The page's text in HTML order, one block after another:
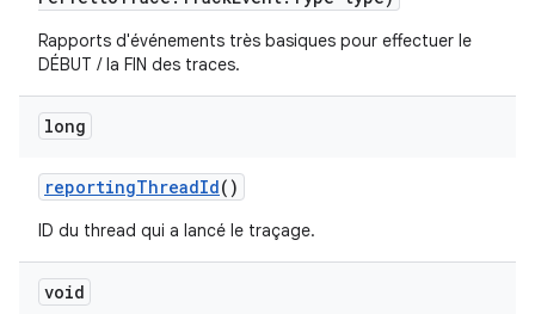
Rapports d'événements très basiques pour effectuer le
DÉBUT / la FIN des traces.
long
reportingThreadId()
ID du thread qui a lancé le traçage.
void